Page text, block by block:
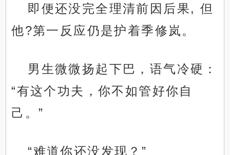
即便还没完全理清前因后果, 但
他?第一反应仍是护着季修岚。
男生微微扬起下巴，语气冷硬：
“有这个功夫，你不如管好你自
己。”
“难道你还没发现？”